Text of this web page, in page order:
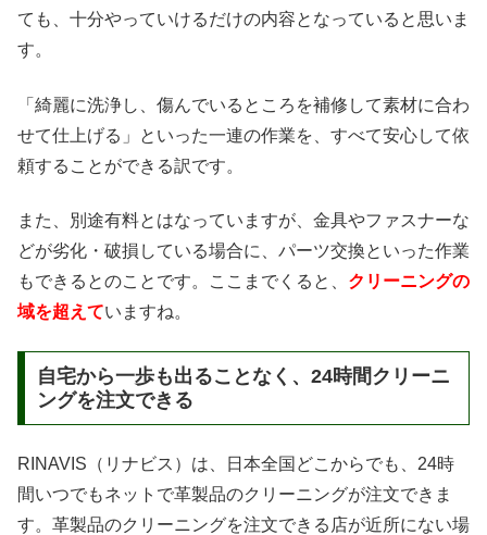
ても、十分やっていけるだけの内容となっていると思いま
す。
「綺麗に洗浄し、傷んでいるところを補修して素材に合わ
せて仕上げる」といった一連の作業を、すべて安心して依
頼することができる訳です。
また、別途有料とはなっていますが、金具やファスナーな
どが劣化・破損している場合に、パーツ交換といった作業
もできるとのことです。ここまでくると、 クリーニングの
域を超えていますね。
自宅から一歩も出ることなく、24時間クリーニ
ングを注文できる
RINAVIS（リナビス）は、日本全国どこからでも、24時
間いつでもネットで革製品のクリーニングが注文できま
す。革製品のクリーニングを注文できる店が近所にない場